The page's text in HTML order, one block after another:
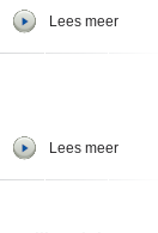
Lees meer
Lees meer